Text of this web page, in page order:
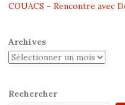
COUACS – Rencontre avec
Archives
Rechercher